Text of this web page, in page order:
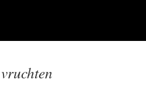
vruchten